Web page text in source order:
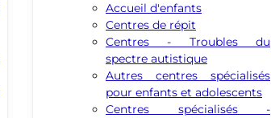
Accueil d'enfants
Centres de répit
Centres - Troubles du
spectre autistique
Autres centres spécialisés
pour enfants et adolescents
Centres spécialisés -